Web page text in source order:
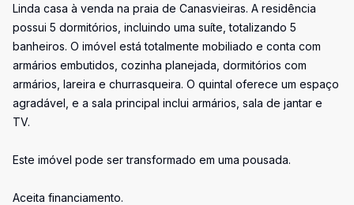
Linda casa à venda na praia de Canasvieiras. A residência
possui 5 dormitórios, incluindo uma suíte, totalizando 5
banheiros. O imóvel está totalmente mobiliado e conta com
armários embutidos, cozinha planejada, dormitórios com
armários, lareira e churrasqueira. O quintal oferece um espaço
agradável, e a sala principal inclui armários, sala de jantar e
TV.
Este imóvel pode ser transformado em uma pousada.
Aceita financiamento.